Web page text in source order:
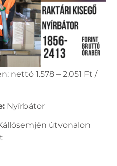
nettó 1.578 – 2.051 Ft /
Nyírbátor
útvonalon